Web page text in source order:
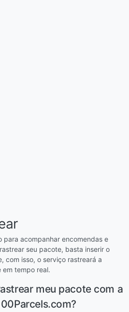
para acompanhar encomendas e
seu pacote, basta inserir o
com isso, o serviço rastreará a
em tempo real.
meu pacote com a